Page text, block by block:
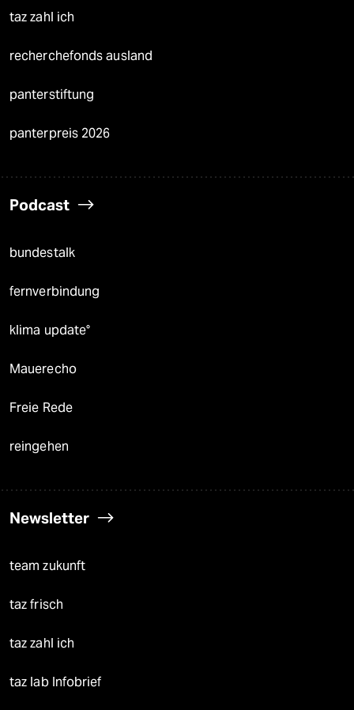
taz zahl ich
recherchefonds ausland
panterstiftung
panterpreis 2026
Podcast
bundestalk
fernverbindung
klima update°
Mauerecho
Freie Rede
reingehen
Newsletter
team zukunft
taz frisch
taz zahl ich
taz lab Infobrief